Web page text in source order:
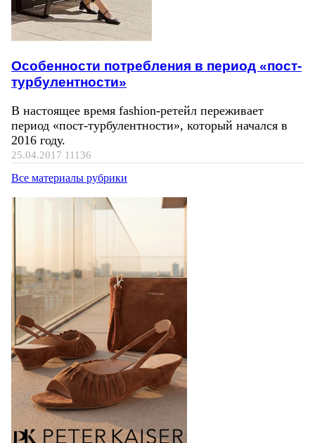
Особенности потребления в период «пост-
турбулентности»
В настоящее время fashion-ретейл переживает
период «пост-турбулентности», который начался в
2016 году.
25.04.2017 11136
Все материалы рубрики